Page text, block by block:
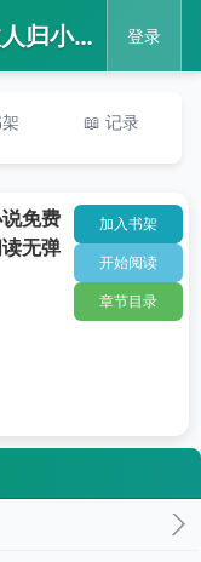
📖 往事沉杯底，山河故人归小说免费阅读陈然沈知薇全文在线阅读无弹窗大结局 登录
📖 记录
免费
无弹
加入书架
开始阅读
章节目录